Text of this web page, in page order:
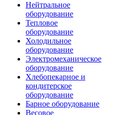
Нейтральное
оборудование
Тепловое
оборудование
Холодильное
оборудование
Электромеханическое
оборудование
Хлебопекарное и
кондитерское
оборудование
Барное оборудование
Весовое